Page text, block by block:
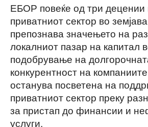
ЕБОР повеќе од три децении
приватниот сектор во
препознава значењето на
локалниот пазар на капитал
подобрување на
конкурентност на
останува посветена на
приватниот сектор преку
за пристап до финансии и
услуги.